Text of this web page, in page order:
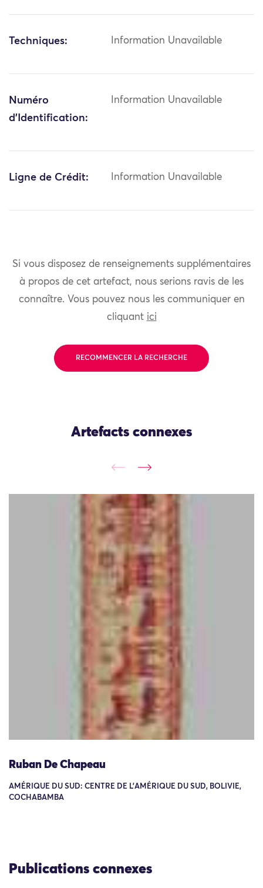
Techniques: Information Unavailable
Numéro
d'Identification:
Information Unavailable
Ligne de Crédit: Information Unavailable
Si vous disposez de renseignements supplémentaires
à propos de cet artefact, nous serions ravis de les
connaître. Vous pouvez nous les communiquer en
cliquant ici
RECOMMENCER LA RECHERCHE
Artefacts connexes
Ruban De Chapeau
AMÉRIQUE DU SUD: CENTRE DE L'AMÉRIQUE DU SUD, BOLIVIE,
COCHABAMBA
Publications connexes